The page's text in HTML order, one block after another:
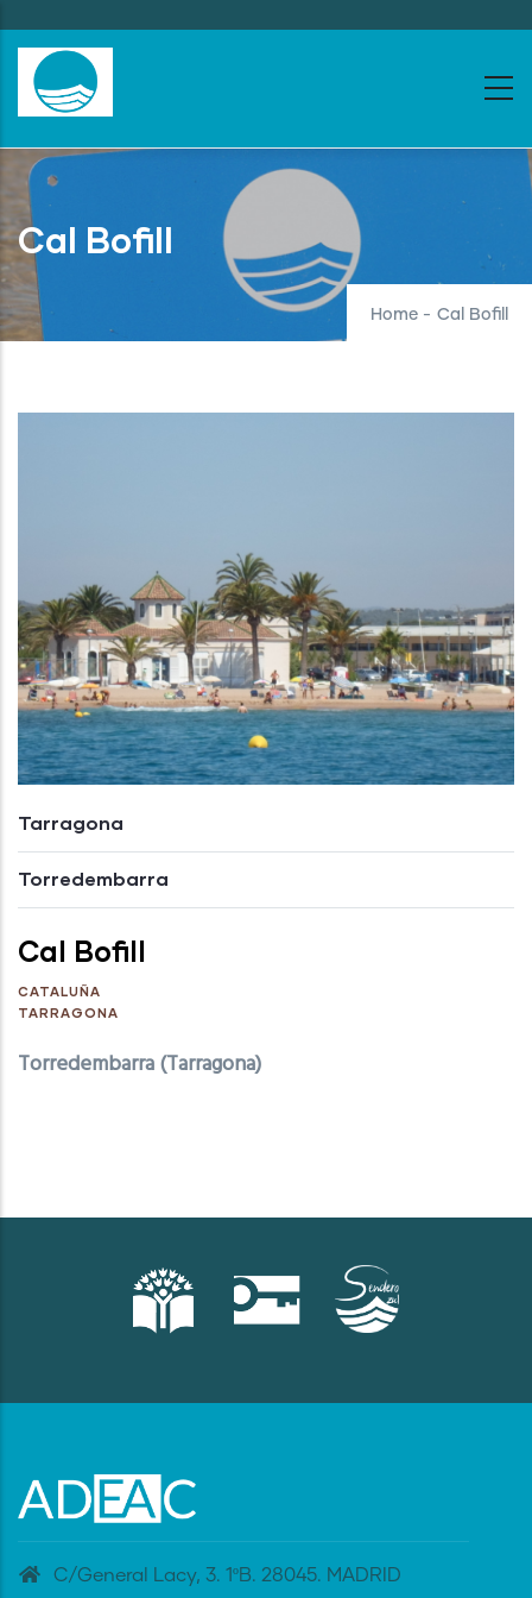
to
main
content
Cal Bofill
Home - Cal Bofill
Tarragona
Torredembarra
Cal Bofill
CATALUÑA
TARRAGONA
Torredembarra (Tarragona)
C/General Lacy, 3. 1ºB. 28045. MADRID